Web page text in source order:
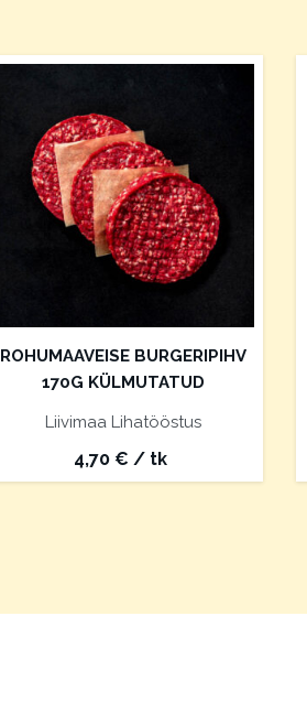
ROHUMAAVEISE BURGERIPIHV
170G KÜLMUTATUD
Liivimaa Lihatööstus
4,70 € / tk